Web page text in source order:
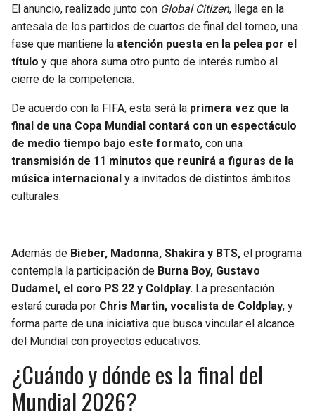
FALCONS
PANTHERS
BUCCANEERS
TRAIL BLAZERS
JAZZ
El anuncio, realizado junto con Global Citizen, llega en la
antesala de los partidos de cuartos de final del torneo, una
fase que mantiene la atención puesta en la pelea por el
título y que ahora suma otro punto de interés rumbo al
cierre de la competencia.
De acuerdo con la FIFA, esta será la primera vez que la
final de una Copa Mundial contará con un espectáculo
de medio tiempo bajo este formato, con una
transmisión de 11 minutos que reunirá a figuras de la
música internacional y a invitados de distintos ámbitos
culturales.
Además de Bieber, Madonna, Shakira y BTS, el programa
contempla la participación de Burna Boy, Gustavo
Dudamel, el coro PS 22 y Coldplay. La presentación
estará curada por Chris Martin, vocalista de Coldplay, y
forma parte de una iniciativa que busca vincular el alcance
del Mundial con proyectos educativos.
¿Cuándo y dónde es la final del
Mundial 2026?